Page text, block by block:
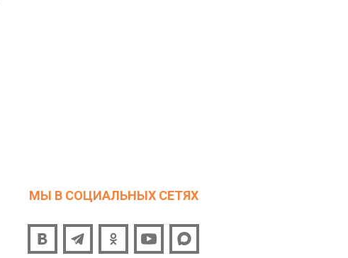
МЫ В СОЦИАЛЬНЫХ СЕТЯХ